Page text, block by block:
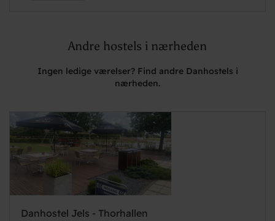
Andre hostels i nærheden
Ingen ledige værelser? Find andre Danhostels i
nærheden.
Danhostel Jels - Thorhallen